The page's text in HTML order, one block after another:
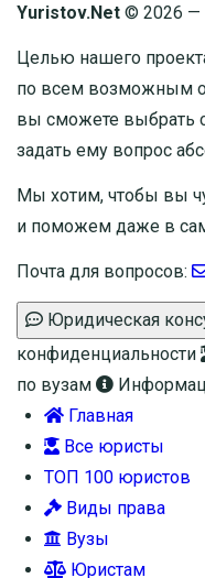
Yuristov.Net © 2026 —
Целью нашего
по всем возможным
вы сможете выбрать
задать ему вопрос
Мы хотим, чтобы вы
и поможем даже в
Почта для вопросов:
Юридическая
конфиденциальности
по вузам
Главная
Все юристы
ТОП 100 юристов
Виды права
Вузы
Юристам